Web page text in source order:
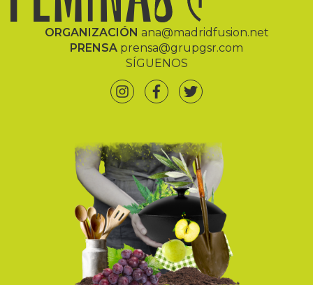
ORGANIZACIÓN ana@madridfusion.net
PRENSA prensa@grupgsr.com
SÍGUENOS